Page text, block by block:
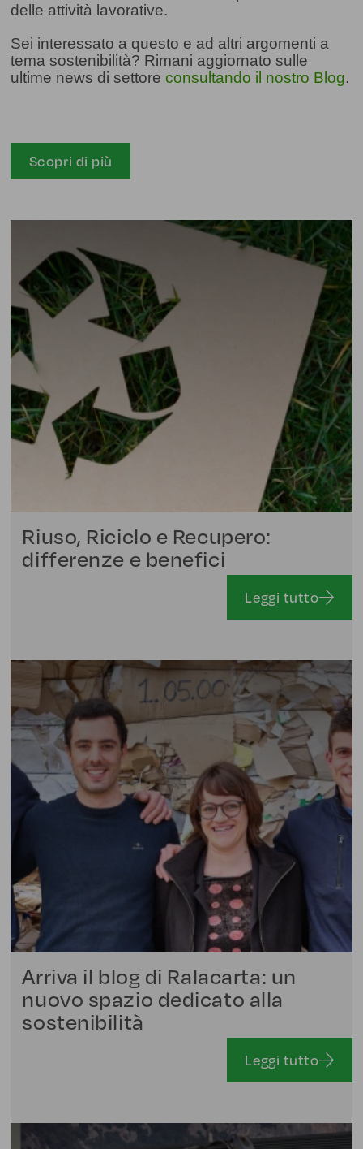
delle attività lavorative.
Sei interessato a questo e ad altri argomenti a
tema sostenibilità? Rimani aggiornato sulle
ultime news di settoreconsultando il nostro Blog.
Scopri di più
Riuso, Riciclo e Recupero:
differenze e benefici
Leggi tutto
Arriva il blog di Ralacarta: un
nuovo spazio dedicato alla
sostenibilità
Leggi tutto